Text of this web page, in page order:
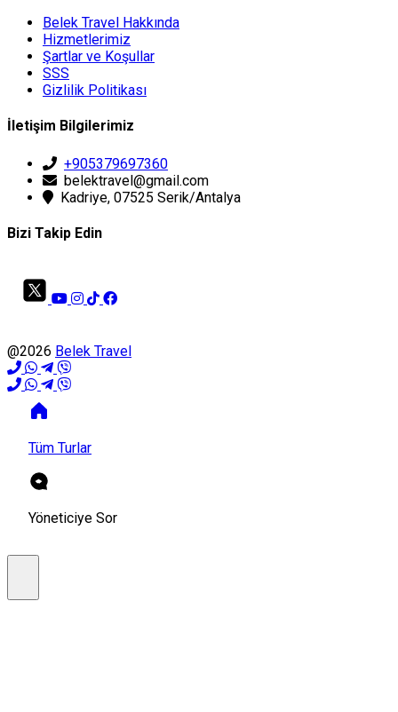
Belek Travel Hakkında
Hizmetlerimiz
Şartlar ve Koşullar
SSS
Gizlilik Politikası
İletişim Bilgilerimiz
+905379697360
belektravel@gmail.com
Kadriye, 07525 Serik/Antalya
Bizi Takip Edin
@2026 Belek Travel
Tüm Turlar
Yöneticiye Sor